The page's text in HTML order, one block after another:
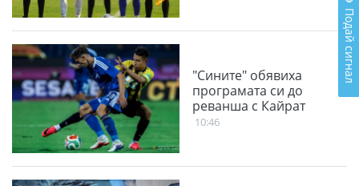
"Сините" обявиха
програмата си до
реванша с Кайрат
10:46
Подай сигнал